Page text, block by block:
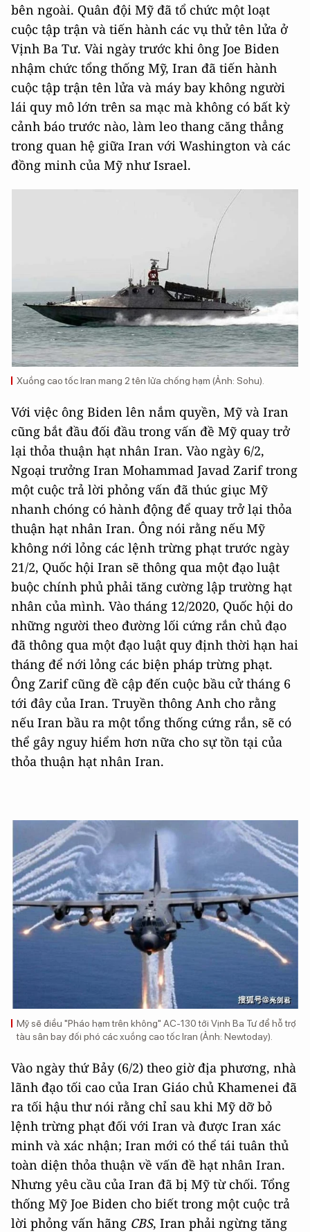
bên ngoài. Quân đội Mỹ đã tổ chức một loạt
cuộc tập trận và tiến hành các vụ thử tên lửa ở
Vịnh Ba Tư. Vài ngày trước khi ông Joe Biden
nhậm chức tổng thống Mỹ, Iran đã tiến hành
cuộc tập trận tên lửa và máy bay không người
lái quy mô lớn trên sa mạc mà không có bất kỳ
cảnh báo trước nào, làm leo thang căng thẳng
trong quan hệ giữa Iran với Washington và các
đồng minh của Mỹ như Israel.
Xuồng cao tốc Iran mang 2 tên lửa chống hạm (Ảnh: Sohu).
Với việc ông Biden lên nắm quyền, Mỹ và Iran
cũng bắt đầu đối đầu trong vấn đề Mỹ quay trở
lại thỏa thuận hạt nhân Iran. Vào ngày 6/2,
Ngoại trưởng Iran Mohammad Javad Zarif trong
một cuộc trả lời phỏng vấn đã thúc giục Mỹ
nhanh chóng có hành động để quay trở lại thỏa
thuận hạt nhân Iran. Ông nói rằng nếu Mỹ
không nới lỏng các lệnh trừng phạt trước ngày
21/2, Quốc hội Iran sẽ thông qua một đạo luật
buộc chính phủ phải tăng cường lập trường hạt
nhân của mình. Vào tháng 12/2020, Quốc hội do
những người theo đường lối cứng rắn chủ đạo
đã thông qua một đạo luật quy định thời hạn hai
tháng để nới lỏng các biện pháp trừng phạt.
Ông Zarif cũng đề cập đến cuộc bầu cử tháng 6
tới đây của Iran. Truyền thông Anh cho rằng
nếu Iran bầu ra một tổng thống cứng rắn, sẽ có
thể gây nguy hiểm hơn nữa cho sự tồn tại của
thỏa thuận hạt nhân Iran.
Mỹ sẽ điều "Pháo hạm trên không" AC-130 tới Vịnh Ba Tư để hỗ trợ
tàu sân bay đối phó các xuồng cao tốc Iran (Ảnh: Newtoday).
Vào ngày thứ Bảy (6/2) theo giờ địa phương, nhà
lãnh đạo tối cao của Iran Giáo chủ Khamenei đã
ra tối hậu thư nói rằng chỉ sau khi Mỹ dỡ bỏ
lệnh trừng phạt đối với Iran và được Iran xác
minh và xác nhận; Iran mới có thể tái tuân thủ
toàn diện thỏa thuận về vấn đề hạt nhân Iran.
Nhưng yêu cầu của Iran đã bị Mỹ từ chối. Tổng
thống Mỹ Joe Biden cho biết trong một cuộc trả
lời phỏng vấn hãng CBS, Iran phải ngừng tăng